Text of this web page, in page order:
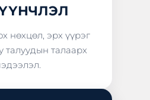
нөхцөл, эрх үүрэг
талуудын талаарх